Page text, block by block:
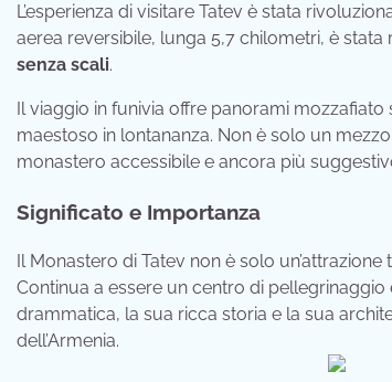
L’esperienza di visitare Tatev è stata
aerea reversibile, lunga 5,7 chilometri, è
senza scali.
Il viaggio in funivia offre panorami
maestoso in lontananza. Non è solo un
monastero accessibile e ancora più
Significato e Importanza
Il Monastero di Tatev non è solo
Continua a essere un centro di
drammatica, la sua ricca storia e la sua
dell’Armenia.